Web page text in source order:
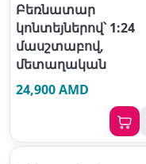
Բեռնատար
կոնտեյներով՝ 1:24
մասշտաբով,
մետաղական
24,900 AMD